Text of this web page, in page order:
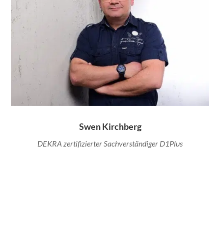
Swen Kirchberg
DEKRA zertifizierter Sachverständiger D1Plus